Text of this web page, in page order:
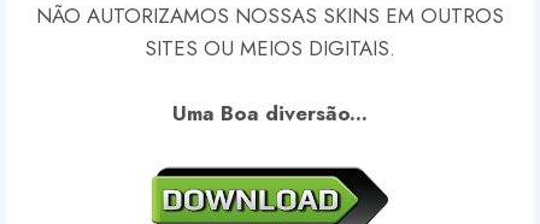
NÃO AUTORIZAMOS NOSSAS SKINS EM OUTROS
SITES OU MEIOS DIGITAIS.
Uma Boa diversão...